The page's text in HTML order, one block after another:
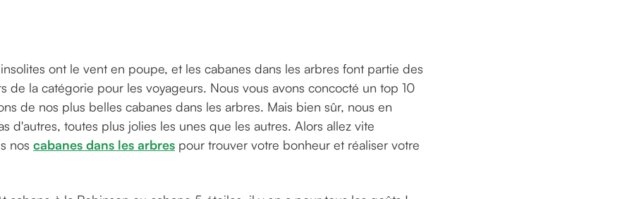
ont le vent en poupe, et les cabanes dans les arbres font partie des
de la catégorie pour les voyageurs. Nous vous avons concocté un top 10
de nos plus belles cabanes dans les arbres. Mais bien sûr, nous en
d'autres, toutes plus jolies les unes que les autres. Alors allez vite
nos cabanes dans les arbres pour trouver votre bonheur et réaliser votre